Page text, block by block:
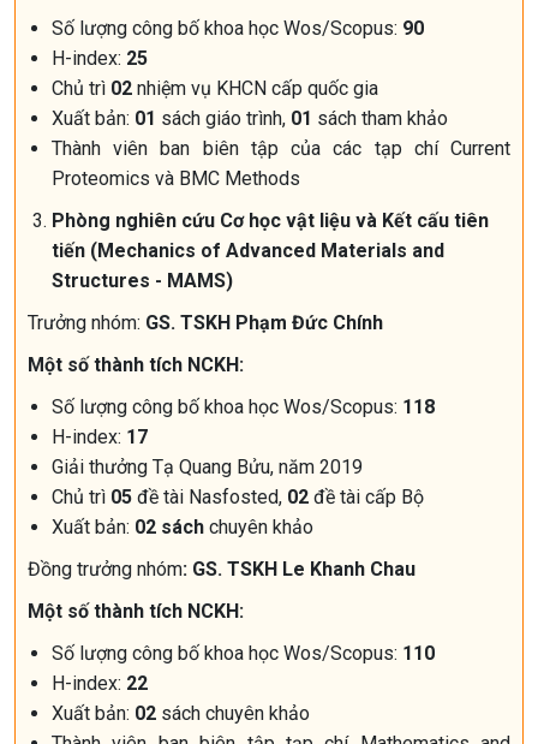
Số lượng công bố khoa học Wos/Scopus: 90
H-index: 25
Chủ trì 02 nhiệm vụ KHCN cấp quốc gia
Xuất bản: 01 sách giáo trình, 01 sách tham khảo
Thành viên ban biên tập của các tạp chí Current
Proteomics và BMC Methods
Phòng nghiên cứu Cơ học vật liệu và Kết cấu tiên
tiến (Mechanics of Advanced Materials and
Structures - MAMS)
Trưởng nhóm: GS. TSKH Phạm Đức Chính
Một số thành tích NCKH:
Số lượng công bố khoa học Wos/Scopus: 118
H-index: 17
Giải thưởng Tạ Quang Bửu, năm 2019
Chủ trì 05 đề tài Nasfosted, 02 đề tài cấp Bộ
Xuất bản: 02 sách chuyên khảo
Đồng trưởng nhóm: GS. TSKH Le Khanh Chau
Một số thành tích NCKH:
Số lượng công bố khoa học Wos/Scopus: 110
H-index: 22
Xuất bản: 02 sách chuyên khảo